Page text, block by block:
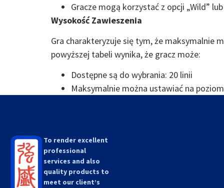
Gracze mogą korzystać z opcji „Wild”
Wysokość Zawieszenia
Gra charakteryzuje się tym, że maksymalnie
powyższej tabeli wynika, że gracz może:
Dostępne są do wybrania: 20 linii
Maksymalnie można ustawiać na
To render excellent
professional
services and also
quality products to
meet our client’s